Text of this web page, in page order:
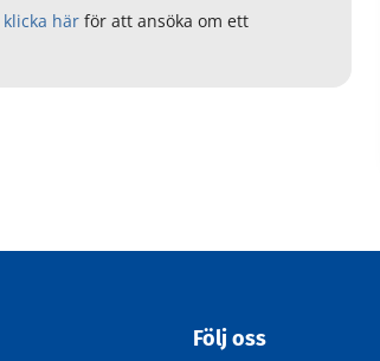
klicka härför att ansöka om ett
Följ oss